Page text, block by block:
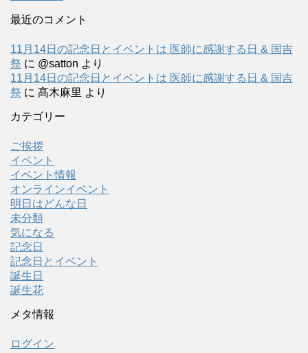
最近のコメント
11月14日の記念日とイベントは 医師に感謝する日 & 国吉
祭 に @satton より
11月14日の記念日とイベントは 医師に感謝する日 & 国吉
祭 に 髙木麻里 より
カテゴリー
ご挨拶
イベント
イベント情報
オンラインイベント
明日はどんな日
未分類
気になる
記念日
記念日とイベント
誕生日
誕生花
メタ情報
ログイン